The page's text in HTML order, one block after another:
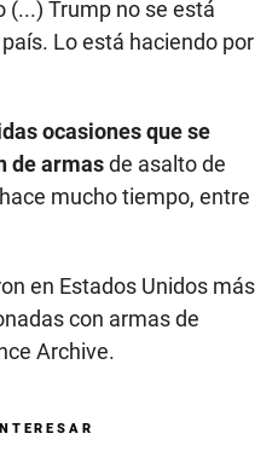
(...) Trump no se está
Lo está haciendo por
ocasiones que se
de armasde asalto de
mucho tiempo, entre
en Estados Unidos más
con armas de
Archive.